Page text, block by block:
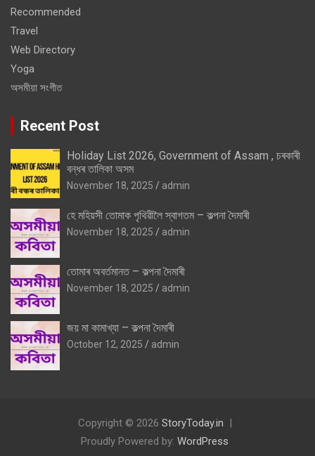
Recommended
Travel
Web Directory
Yoga
অসমীয়া সংগীত
Recent Post
Holiday List 2026, Government of Assam , চৰকাৰী
বন্ধৰ তালিকা অসম
November 18, 2025 admin
হে মহিয়সী তোমাক পৃথিৱীলৈ স্বাগতম – কল্পনা দৈমাৰী
November 18, 2025 admin
তোমাৰ অবৰ্তমানত – কল্পনা দৈমাৰী
November 18, 2025 admin
জয় মা কামাখ্যা – কল্পনা দৈমাৰী
October 12, 2025 admin
Copyright © 2026 StoryToday.in
Proudly Powered by: WordPress